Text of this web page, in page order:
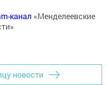
канал «Менделеевские
новости